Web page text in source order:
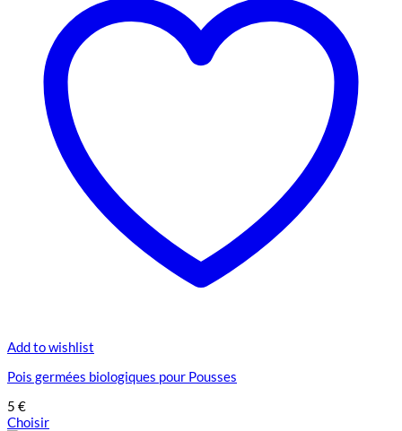
Add to wishlist
Pois germées biologiques pour Pousses
5 €
Choisir